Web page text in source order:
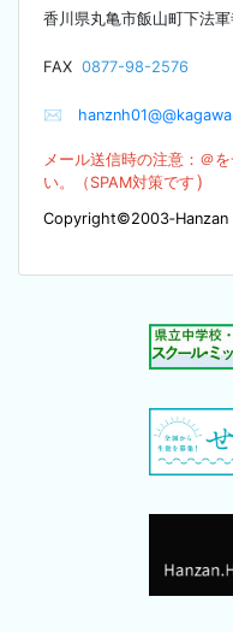
香川県丸亀市飯山町下法
FAX 0877-98-2576
✉
メール送信時の注意：＠を
い。（SPAM対策です ）